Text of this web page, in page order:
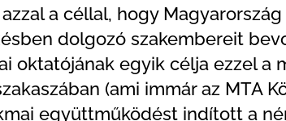
a céllal, hogy
dolgozó szakembereit
oktatójának egyik célja ezzel
(ami immár az MTA
együttműködést indított a